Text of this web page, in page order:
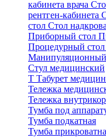
кабинета врача
рентген-кабинета
стол Стол
Приборный стол
Процедурный стол
Манипуляционный
Стул медицинский
Т Табурет
Тележка
Тележка
Тумба под
Тумба подкатная
Тумба